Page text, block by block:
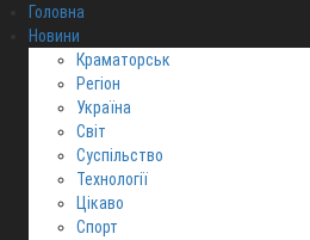
Головна
Новини
Краматорськ
Регіон
Україна
Світ
Суспільство
Технології
Цікаво
Спорт